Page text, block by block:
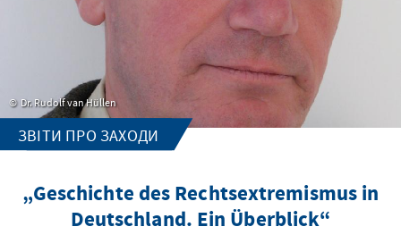
Dr. Rudolf van Hüllen
ЗВІТИ ПРО ЗАХОДИ
„Geschichte des Rechtsextremismus in
Deutschland. Ein Überblick“